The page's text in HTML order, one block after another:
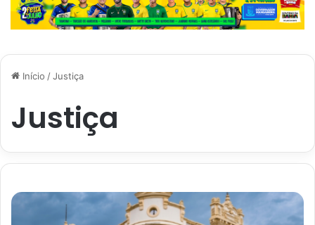
Início /Justiça
Justiça